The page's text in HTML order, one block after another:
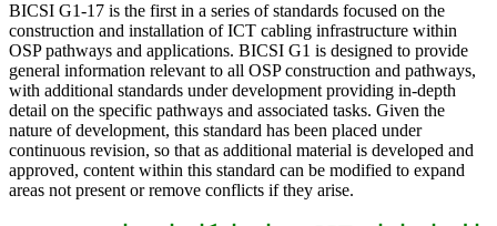
BICSI G1-17 is the first in a series of standards focused on the
construction and installation of ICT cabling infrastructure within
OSP pathways and applications. BICSI G1 is designed to provide
general information relevant to all OSP construction and pathways,
with additional standards under development providing in-depth
detail on the specific pathways and associated tasks. Given the
nature of development, this standard has been placed under
continuous revision, so that as additional material is developed and
approved, content within this standard can be modified to expand
areas not present or remove conflicts if they arise.